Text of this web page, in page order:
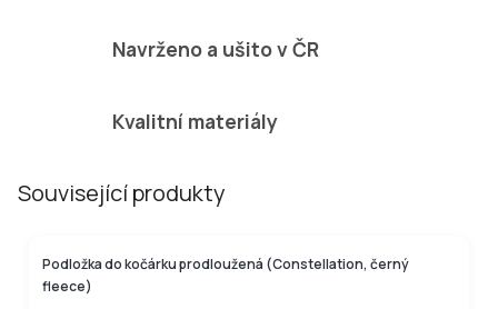
Navrženo a ušito v ČR
Kvalitní materiály
Související produkty
Podložka do kočárku prodloužená (Constellation, černý
fleece)